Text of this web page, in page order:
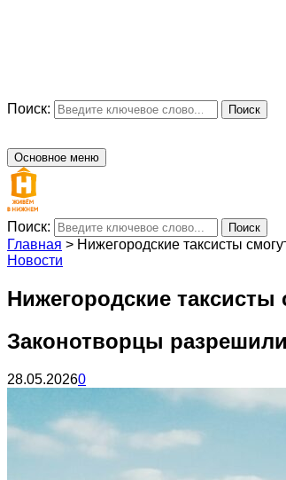
Поиск: Поиск
Основное меню
Поиск: Поиск
Главная > Нижегородские таксисты
Новости
Нижегородские
Законотворцы
28.05.20260